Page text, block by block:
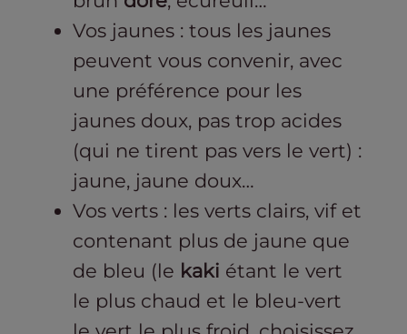
Vos jaunes : tous les jaunes
peuvent vous convenir, avec
une préférence pour les
jaunes doux, pas trop acides
(qui ne tirent pas vers le vert) :
jaune, jaune doux…
Vos verts : les verts clairs, vif et
contenant plus de jaune que
de bleu (le kaki étant le vert
le plus chaud et le bleu-vert